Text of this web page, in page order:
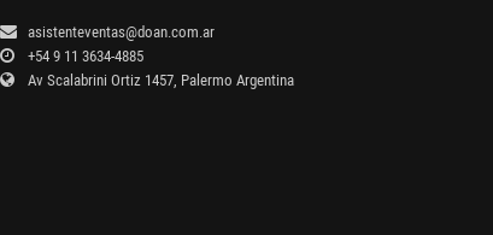
asistenteventas@doan.com.ar
+54 9 11 3634-4885
Av Scalabrini Ortiz 1457, Palermo Argentina